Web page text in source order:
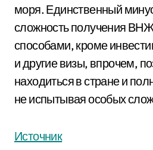
моря. Единственный
сложность получения
способами, кроме
и другие визы, впрочем,
находиться в стране и
не испытывая особых
Источник